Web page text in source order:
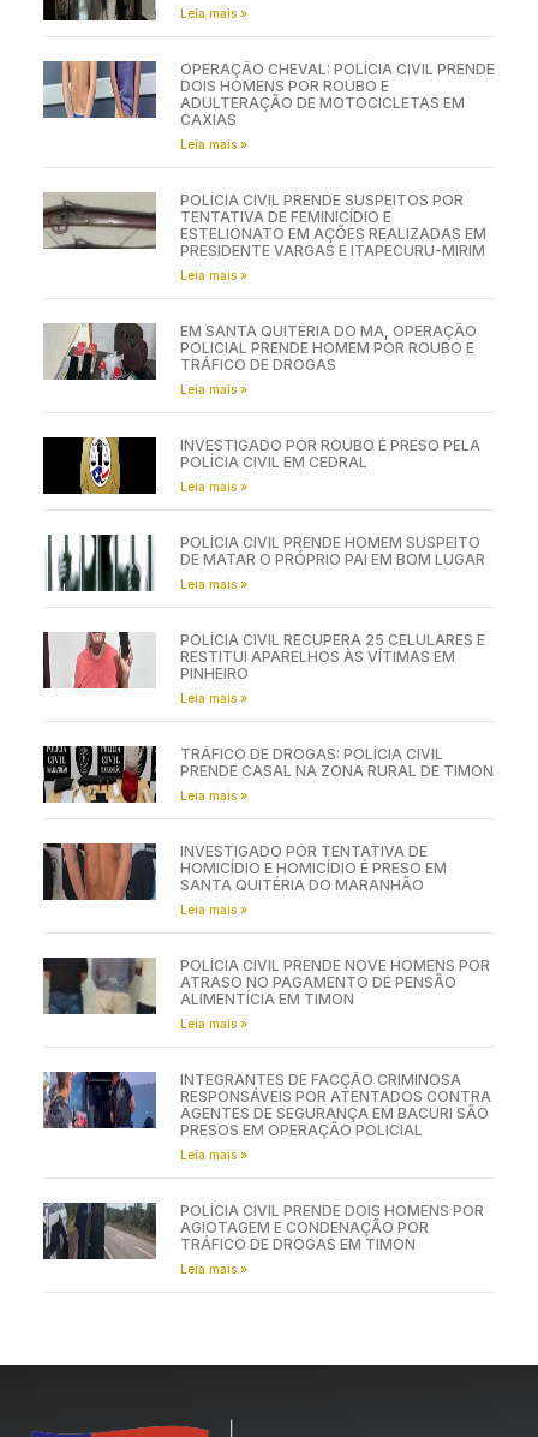
Leia mais »
OPERAÇÃO CHEVAL: POLÍCIA CIVIL PRENDE
DOIS HOMENS POR ROUBO E
ADULTERAÇÃO DE MOTOCICLETAS EM
CAXIAS
Leia mais »
POLÍCIA CIVIL PRENDE SUSPEITOS POR
TENTATIVA DE FEMINICÍDIO E
ESTELIONATO EM AÇÕES REALIZADAS EM
PRESIDENTE VARGAS E ITAPECURU-MIRIM
Leia mais »
EM SANTA QUITÉRIA DO MA, OPERAÇÃO
POLICIAL PRENDE HOMEM POR ROUBO E
TRÁFICO DE DROGAS
Leia mais »
INVESTIGADO POR ROUBO É PRESO PELA
POLÍCIA CIVIL EM CEDRAL
Leia mais »
POLÍCIA CIVIL PRENDE HOMEM SUSPEITO
DE MATAR O PRÓPRIO PAI EM BOM LUGAR
Leia mais »
POLÍCIA CIVIL RECUPERA 25 CELULARES E
RESTITUI APARELHOS ÀS VÍTIMAS EM
PINHEIRO
Leia mais »
TRÁFICO DE DROGAS: POLÍCIA CIVIL
PRENDE CASAL NA ZONA RURAL DE TIMON
Leia mais »
INVESTIGADO POR TENTATIVA DE
HOMICÍDIO E HOMICÍDIO É PRESO EM
SANTA QUITÉRIA DO MARANHÃO
Leia mais »
POLÍCIA CIVIL PRENDE NOVE HOMENS POR
ATRASO NO PAGAMENTO DE PENSÃO
ALIMENTÍCIA EM TIMON
Leia mais »
INTEGRANTES DE FACÇÃO CRIMINOSA
RESPONSÁVEIS POR ATENTADOS CONTRA
AGENTES DE SEGURANÇA EM BACURI SÃO
PRESOS EM OPERAÇÃO POLICIAL
Leia mais »
POLÍCIA CIVIL PRENDE DOIS HOMENS POR
AGIOTAGEM E CONDENAÇÃO POR
TRÁFICO DE DROGAS EM TIMON
Leia mais »